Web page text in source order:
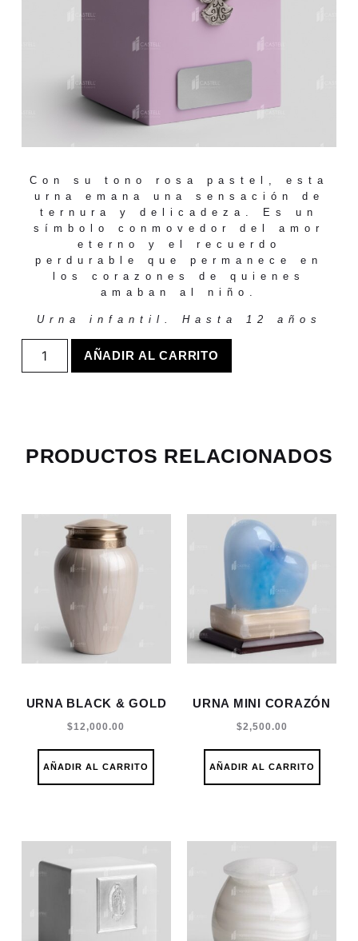
Con su tono rosa pastel, esta
urna emana una sensación de
ternura y delicadeza. Es un
símbolo conmovedor del amor
eterno y el recuerdo
perdurable que permanece en
los corazones de quienes
amaban al niño.
Urna infantil. Hasta 12 años
AÑADIR AL CARRITO
PRODUCTOS RELACIONADOS
URNA BLACK & GOLD
$12,000.00
AÑADIR AL CARRITO
URNA MINI CORAZÓN
$2,500.00
AÑADIR AL CARRITO